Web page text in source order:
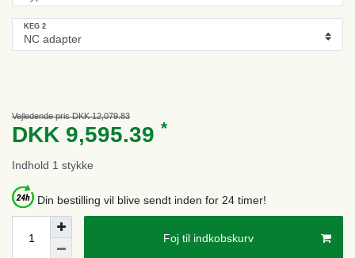
KEG 2
Vejledende pris DKK 12,079.83
DKK 9,595.39 *
Indhold 1 stykke
Din bestilling vil blive sendt inden for 24 timer!
Foj til indkobskurv